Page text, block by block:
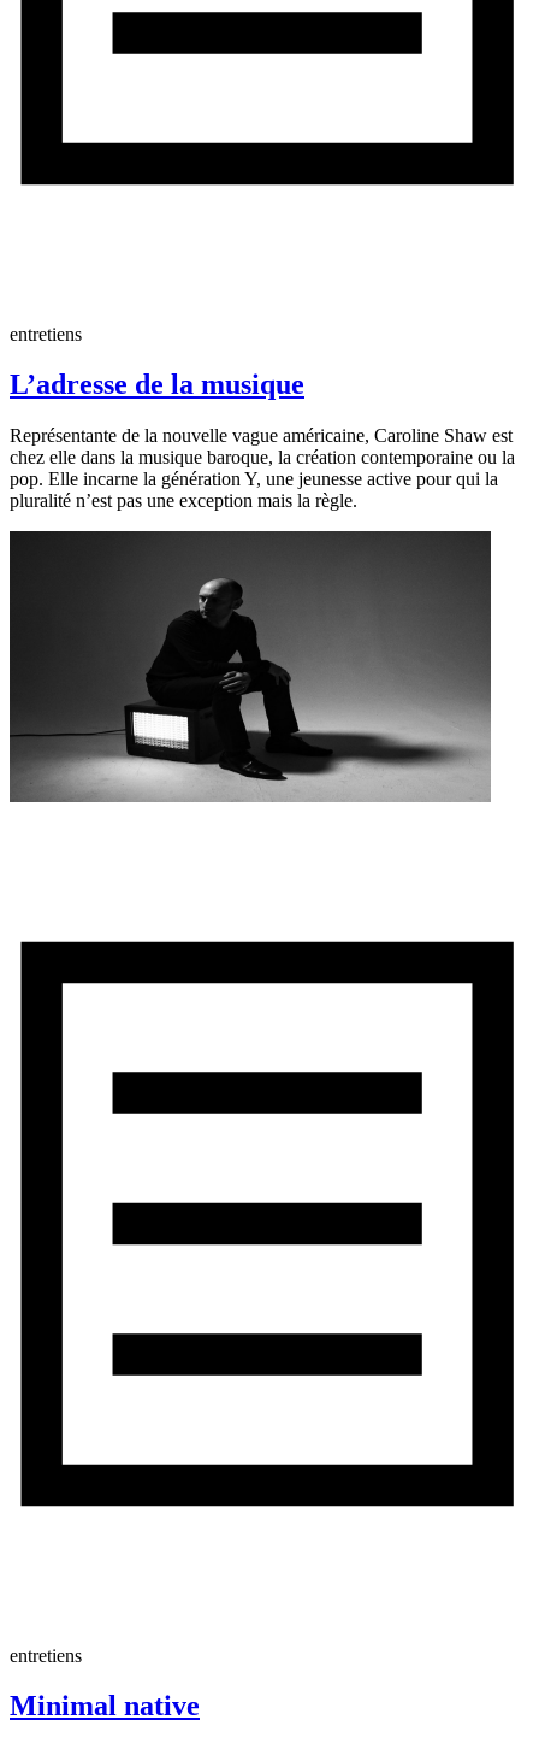
entretiens
L’adresse de la musique
Représentante de la nouvelle vague américaine, Caroline Shaw est
chez elle dans la musique baroque, la création contemporaine ou la
pop. Elle incarne la génération Y, une jeunesse active pour qui la
pluralité n’est pas une exception mais la règle.
entretiens
Minimal native